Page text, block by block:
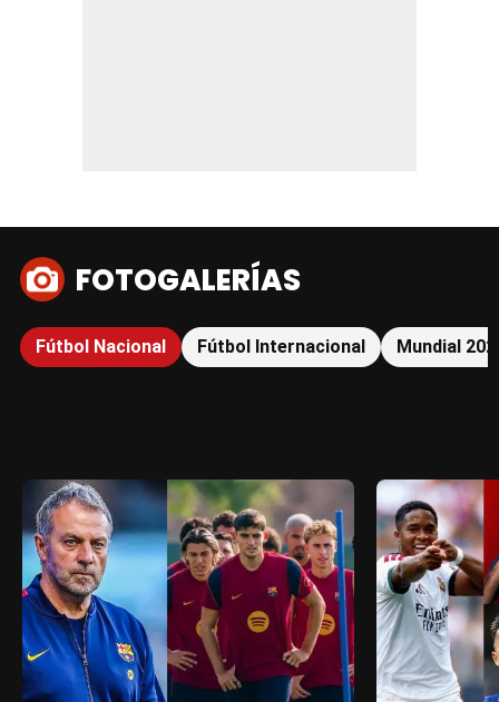
FOTOGALERÍAS
Fútbol Nacional Fútbol Internacional Mundial